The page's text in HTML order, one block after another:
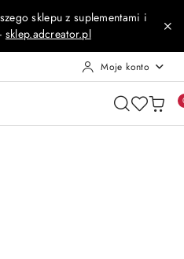
sklepu z suplementami i
sklep.adcreator.pl
Moje konto